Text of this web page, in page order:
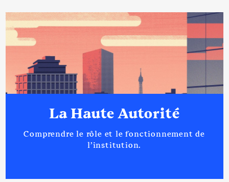
La Haute Autorité
Comprendre le rôle et le fonctionnement de
l’institution.